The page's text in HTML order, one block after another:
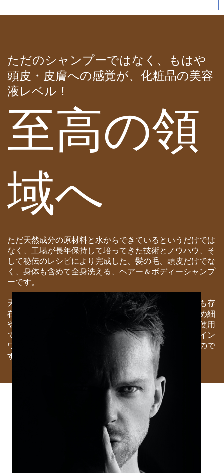
ただのシャンプーではなく、もはや
頭皮・皮膚への感覚が、化粧品の美容
液レベル！
至高の領
域へ
ただ天然成分の原材料と水からできているというだけでは
なく、工場が長年保持して培ってきた技術とノウハウ、そ
して秘伝のレシピにより完成した、髪の毛、頭皮だけでな
く、身体も含めて全身洗える、ヘアー＆ボディーシャンプ
ーです。
天然成分１００％のシャンプーというものが、そもそも存
在すること自体が奇跡であるのに、泡立ちもよく、きめ細
やかで、かつ、濃縮されたシャンプーゆえに、少量の使用
で済み、しかも、頭から足先まで全身洗える、オールイン
ワンでオーガニックのヘアー＆ボディーシャンプーなので
す。